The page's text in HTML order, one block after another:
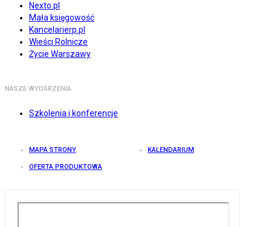
Nexto.pl
Mała księgowość
Kancelarierp.pl
Wieści Rolnicze
Życie Warszawy
NASZE WYDARZENIA
Szkolenia i konferencje
MAPA STRONY KALENDARIUM
OFERTA PRODUKTOWA